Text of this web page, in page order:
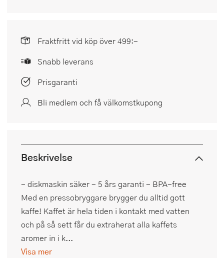
Fraktfritt vid köp över 499:-
Snabb leverans
Prisgaranti
Bli medlem och få välkomstkupong
Beskrivelse
- diskmaskin säker - 5 års garanti - BPA-free
Med en pressobryggare brygger du alltid gott
kaffe! Kaffet är hela tiden i kontakt med vatten
och på så sett får du extraherat alla kaffets
aromer in i k...
Visa mer